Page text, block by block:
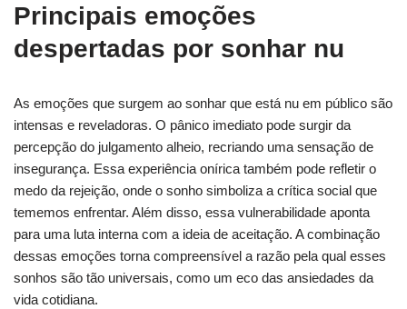
Principais emoções
despertadas por sonhar nu
As emoções que surgem ao sonhar que está nu em público são
intensas e reveladoras. O pânico imediato pode surgir da
percepção do julgamento alheio, recriando uma sensação de
insegurança. Essa experiência onírica também pode refletir o
medo da rejeição, onde o sonho simboliza a crítica social que
tememos enfrentar. Além disso, essa vulnerabilidade aponta
para uma luta interna com a ideia de aceitação. A combinação
dessas emoções torna compreensível a razão pela qual esses
sonhos são tão universais, como um eco das ansiedades da
vida cotidiana.